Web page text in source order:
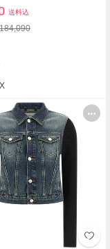
送料込